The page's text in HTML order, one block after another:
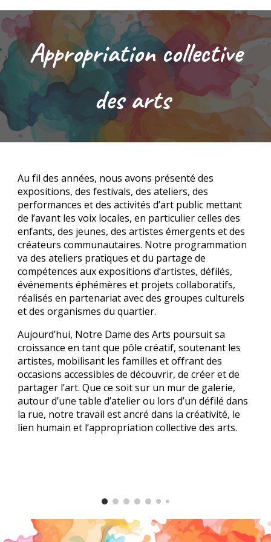
Appropriation collective
des arts
Au fil des années, nous avons présenté des
expositions, des festivals, des ateliers, des
performances et des activités d’art public mettant
de l’avant les voix locales, en particulier celles des
enfants, des jeunes, des artistes émergents et des
créateurs communautaires. Notre programmation
va des ateliers pratiques et du partage de
compétences aux expositions d’artistes, défilés,
événements éphémères et projets collaboratifs,
réalisés en partenariat avec des groupes culturels
et des organismes du quartier.
Aujourd’hui, Notre Dame des Arts poursuit sa
croissance en tant que pôle créatif, soutenant les
artistes, mobilisant les familles et offrant des
occasions accessibles de découvrir, de créer et de
partager l’art. Que ce soit sur un mur de galerie,
autour d’une table d’atelier ou lors d’un défilé dans
la rue, notre travail est ancré dans la créativité, le
lien humain et l’appropriation collective des arts.